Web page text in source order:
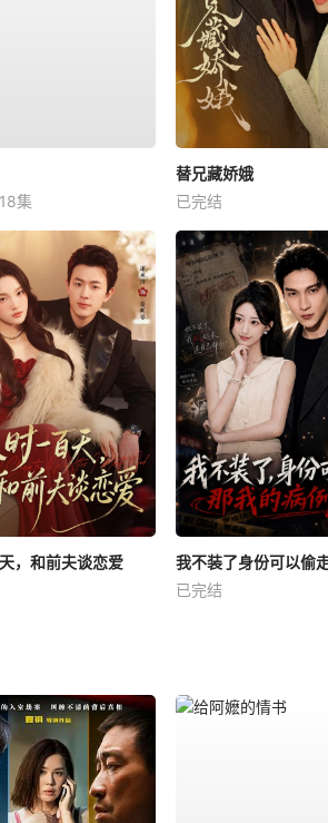
集
替兄藏娇娥
已完结
，和前夫谈恋爱
已完结